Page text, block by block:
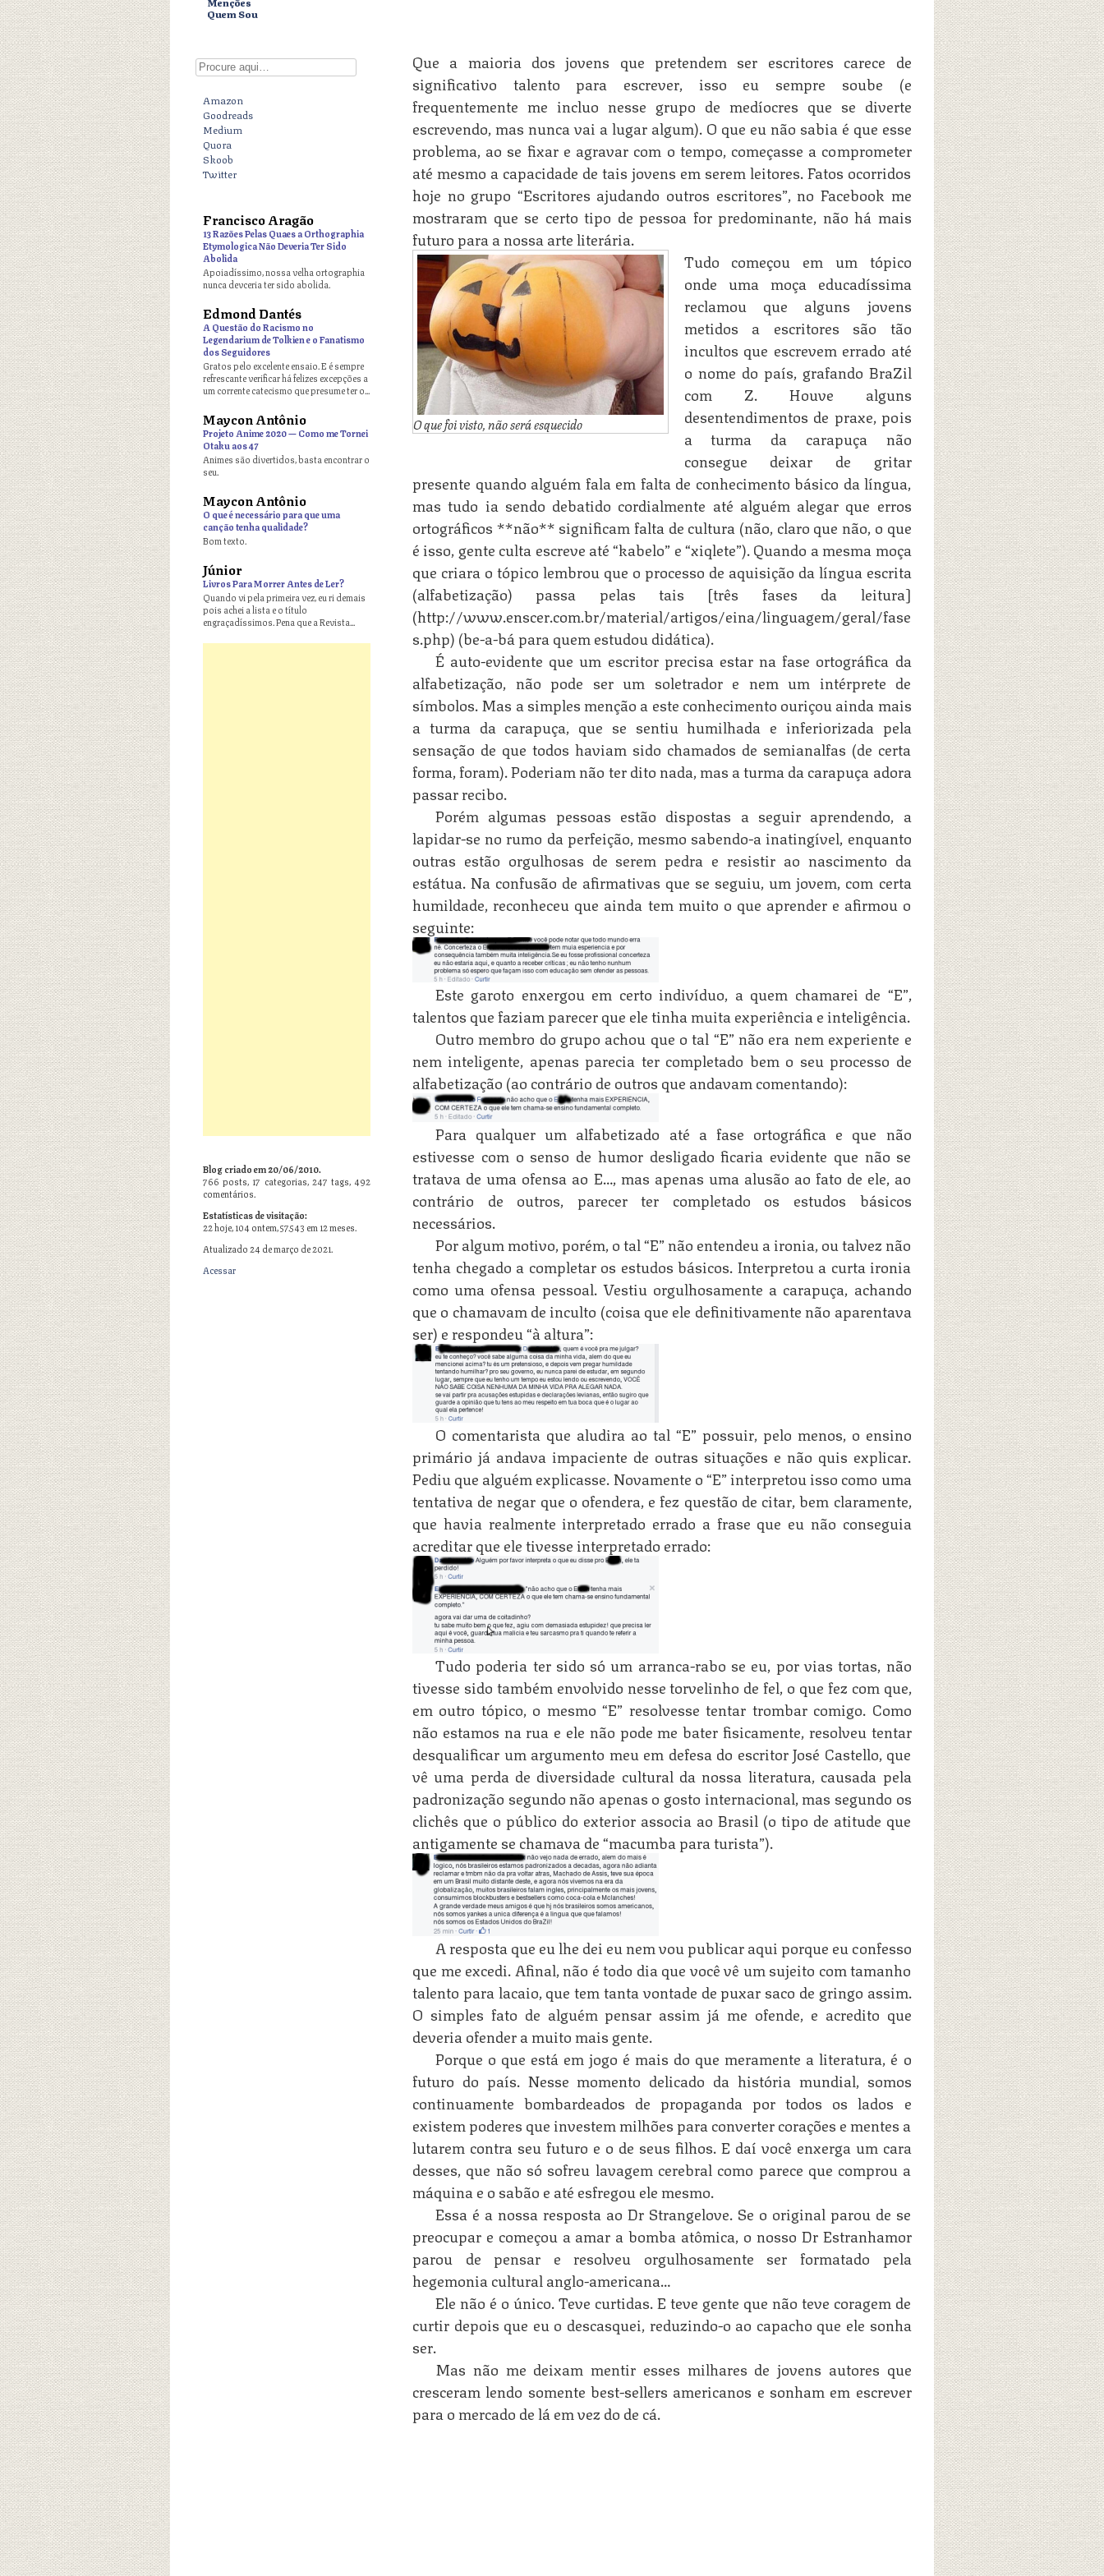
Quem Sou
Que a maioria dos jovens que pretendem ser escritores carece de
significativo talento para escrever, isso eu sempre soube (e
frequentemente me incluo nesse grupo de medíocres que se diverte
escrevendo, mas nunca vai a lugar algum). O que eu não sabia é que esse
problema, ao se fixar e agravar com o tempo, começasse a comprometer
até mesmo a capacidade de tais jovens em serem leitores. Fatos ocorridos
hoje no grupo “Escritores ajudando outros escritores”, no Facebook me
mostraram que se certo tipo de pessoa for predominante, não há mais
futuro para a nossa arte literária.
O que foi visto, não será esquecido
Tudo começou em um tópico
onde uma moça educadíssima
reclamou que alguns jovens
metidos a escritores são tão
incultos que escrevem errado até
o nome do país, grafando BraZil
com Z. Houve alguns
desentendimentos de praxe, pois
a turma da carapuça não
consegue deixar de gritar
presente quando alguém fala em falta de conhecimento básico da língua,
mas tudo ia sendo debatido cordialmente até alguém alegar que erros
ortográficos **não** significam falta de cultura (não, claro que não, o que
é isso, gente culta escreve até “kabelo” e “xiqlete”). Quando a mesma moça
que criara o tópico lembrou que o processo de aquisição da língua escrita
(alfabetização) passa pelas tais [três fases da leitura]
(http://www.enscer.com.br/material/artigos/eina/linguagem/geral/fase
s.php) (be-a-bá para quem estudou didática).
É auto-evidente que um escritor precisa estar na fase ortográfica da
alfabetização, não pode ser um soletrador e nem um intérprete de
símbolos. Mas a simples menção a este conhecimento ouriçou ainda mais
a turma da carapuça, que se sentiu humilhada e inferiorizada pela
sensação de que todos haviam sido chamados de semianalfas (de certa
forma, foram). Poderiam não ter dito nada, mas a turma da carapuça adora
passar recibo.
Porém algumas pessoas estão dispostas a seguir aprendendo, a
lapidar-se no rumo da perfeição, mesmo sabendo-a inatingível, enquanto
outras estão orgulhosas de serem pedra e resistir ao nascimento da
estátua. Na confusão de afirmativas que se seguiu, um jovem, com certa
humildade, reconheceu que ainda tem muito o que aprender e afirmou o
seguinte:
Este garoto enxergou em certo indivíduo, a quem chamarei de “E”,
talentos que faziam parecer que ele tinha muita experiência e inteligência.
Outro membro do grupo achou que o tal “E” não era nem experiente e
nem inteligente, apenas parecia ter completado bem o seu processo de
alfabetização (ao contrário de outros que andavam comentando):
Para qualquer um alfabetizado até a fase ortográfica e que não
estivesse com o senso de humor desligado ficaria evidente que não se
tratava de uma ofensa ao E…, mas apenas uma alusão ao fato de ele, ao
contrário de outros, parecer ter completado os estudos básicos
necessários.
Por algum motivo, porém, o tal “E” não entendeu a ironia, ou talvez não
tenha chegado a completar os estudos básicos. Interpretou a curta ironia
como uma ofensa pessoal. Vestiu orgulhosamente a carapuça, achando
que o chamavam de inculto (coisa que ele definitivamente não aparentava
ser) e respondeu “à altura”:
O comentarista que aludira ao tal “E” possuir, pelo menos, o ensino
primário já andava impaciente de outras situações e não quis explicar.
Pediu que alguém explicasse. Novamente o “E” interpretou isso como uma
tentativa de negar que o ofendera, e fez questão de citar, bem claramente,
que havia realmente interpretado errado a frase que eu não conseguia
acreditar que ele tivesse interpretado errado:
Tudo poderia ter sido só um arranca-rabo se eu, por vias tortas, não
tivesse sido também envolvido nesse torvelinho de fel, o que fez com que,
em outro tópico, o mesmo “E” resolvesse tentar trombar comigo. Como
não estamos na rua e ele não pode me bater fisicamente, resolveu tentar
desqualificar um argumento meu em defesa do escritor José Castello, que
vê uma perda de diversidade cultural da nossa literatura, causada pela
padronização segundo não apenas o gosto internacional, mas segundo os
clichês que o público do exterior associa ao Brasil (o tipo de atitude que
antigamente se chamava de “macumba para turista”).
A resposta que eu lhe dei eu nem vou publicar aqui porque eu confesso
que me excedi. Afinal, não é todo dia que você vê um sujeito com tamanho
talento para lacaio, que tem tanta vontade de puxar saco de gringo assim.
O simples fato de alguém pensar assim já me ofende, e acredito que
deveria ofender a muito mais gente.
Porque o que está em jogo é mais do que meramente a literatura, é o
futuro do país. Nesse momento delicado da história mundial, somos
continuamente bombardeados de propaganda por todos os lados e
existem poderes que investem milhões para converter corações e mentes a
lutarem contra seu futuro e o de seus filhos. E daí você enxerga um cara
desses, que não só sofreu lavagem cerebral como parece que comprou a
máquina e o sabão e até esfregou ele mesmo.
Essa é a nossa resposta ao Dr Strangelove. Se o original parou de se
preocupar e começou a amar a bomba atômica, o nosso Dr Estranhamor
parou de pensar e resolveu orgulhosamente ser formatado pela
hegemonia cultural anglo-americana…
Ele não é o único. Teve curtidas. E teve gente que não teve coragem de
curtir depois que eu o descasquei, reduzindo-o ao capacho que ele sonha
ser.
Mas não me deixam mentir esses milhares de jovens autores que
cresceram lendo somente best-sellers americanos e sonham em escrever
para o mercado de lá em vez do de cá.
Digite aqui
Amazon
Goodreads
Medium
Quora
Skoob
Twitter
Francisco Aragão
13 Razões Pelas Quaes a Orthographia
Etymologica Não Deveria Ter Sido
Abolida
Apoiadíssimo, nossa velha ortographia
nunca devceria ter sido abolida.
Edmond Dantés
A Questão do Racismo no
Legendarium de Tolkien e o Fanatismo
dos Seguidores
Gratos pelo excelente ensaio. E é sempre
refrescante verificar há felizes excepções a
um corrente catecismo que presume ter o...
Maycon Antônio
Projeto Anime 2020 — Como me Tornei
Otaku aos 47
Animes são divertidos, basta encontrar o
seu.
Maycon Antônio
O que é necessário para que uma
canção tenha qualidade?
Bom texto.
Júnior
Livros Para Morrer Antes de Ler?
Quando vi pela primeira vez, eu ri demais
pois achei a lista e o título
engraçadíssimos. Pena que a Revista...
Blog criado em 20/06/2010.
766 posts, 17 categorias, 247 tags, 492
comentários.
Estatísticas de visitação:
22 hoje, 104 ontem, 57.543 em 12 meses.
Atualizado 24 de março de 2021.
Acessar